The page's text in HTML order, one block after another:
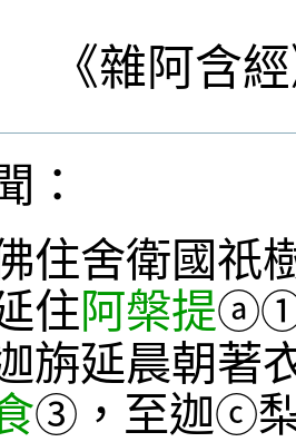
《雜阿含
：
住舍衛國祇
住阿槃提ⓐ
旃延晨朝著
③ ，至迦ⓒ